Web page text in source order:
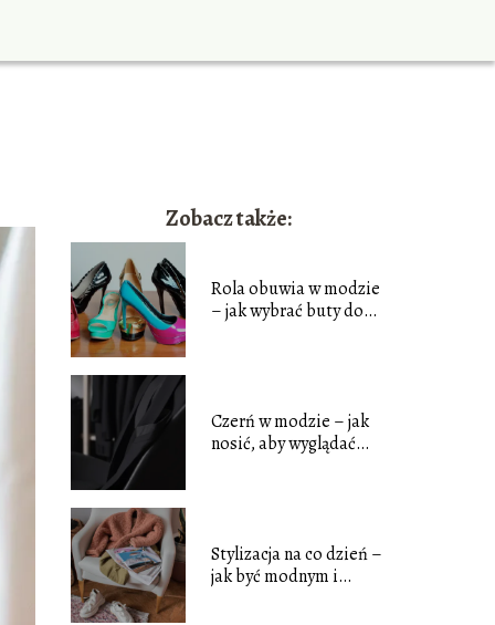
Zobacz także:
Rola obuwia w modzie
– jak wybrać buty do
Czerń w modzie – jak
nosić, aby wyglądać
Stylizacja na co dzień –
jak być modnym i